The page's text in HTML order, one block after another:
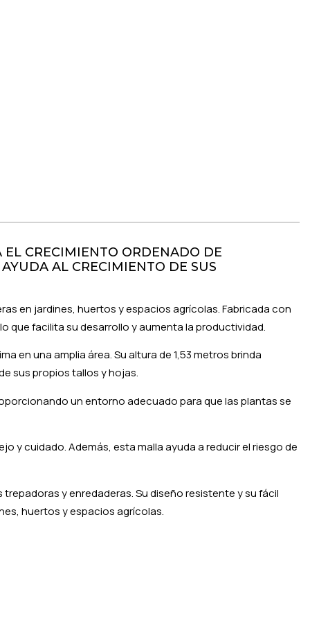
CRECIMIENTO ORDENADO DE
AL CRECIMIENTO DE SUS
en jardines, huertos y espacios agrícolas. Fabricada con
que facilita su desarrollo y aumenta la productividad.
en una amplia área. Su altura de 1,53 metros brinda
sus propios tallos y hojas.
un entorno adecuado para que las plantas se
y cuidado. Además, esta malla ayuda a reducir el riesgo de
y enredaderas. Su diseño resistente y su fácil
huertos y espacios agrícolas.